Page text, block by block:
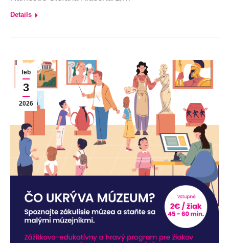
Details
feb
3
2026